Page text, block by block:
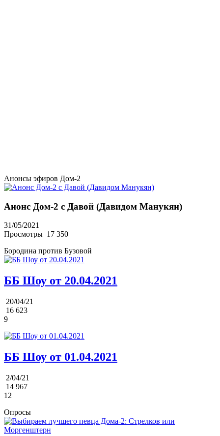
Анонсы эфиров Дом-2
Анонс Дом-2 с Давой (Давидом Манукян)
31/05/2021
Просмотры 17 350
Бородина против Бузовой
ББ Шоу от 20.04.2021
20/04/21
16 623
9
ББ Шоу от 01.04.2021
2/04/21
14 967
12
Опросы